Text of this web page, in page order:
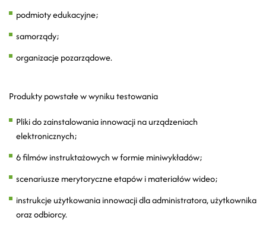
podmioty edukacyjne;
samorządy;
organizacje pozarządowe.
Produkty powstałe w wyniku testowania
Pliki do zainstalowania innowacji na urządzeniach
elektronicznych;
6 filmów instruktażowych w formie miniwykładów;
scenariusze merytoryczne etapów i materiałów wideo;
instrukcje użytkowania innowacji dla administratora, użytkownika
oraz odbiorcy.